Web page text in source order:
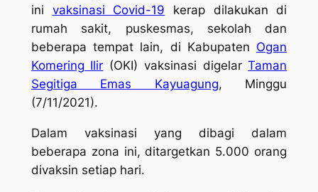
ini vaksinasi Covid-19 kerap dilakukan di
rumah sakit, puskesmas, sekolah dan
beberapa tempat lain, di Kabupaten Ogan
Komering Ilir (OKI) vaksinasi digelarTaman
Segitiga Emas Kayuagung, Minggu
(7/11/2021).
Dalam vaksinasi yang dibagi dalam
beberapa zona ini, ditargetkan 5.000 orang
divaksin setiap hari.